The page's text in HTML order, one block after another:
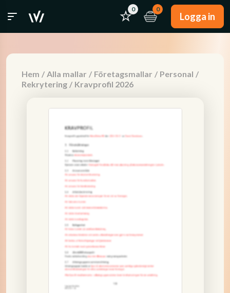
0 0
Logga in
Hem / Alla mallar / Företagsmallar / Personal /
Rekrytering / Kravprofil 2026